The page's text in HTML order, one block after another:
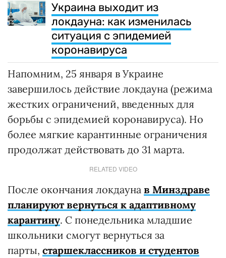
Украина выходит из
локдауна: как изменилась
ситуация с эпидемией
коронавируса
Напомним, 25 января в Украине
завершилось действие локдауна (режима
жестких ограничений, введенных для
борьбы с эпидемией коронавируса). Но
более мягкие карантинные ограничения
продолжат действовать до 31 марта.
RELATED VIDEO
После окончания локдауна в Минздраве
планируют вернуться к адаптивному
карантину. С понедельника младшие
школьники смогут вернуться за
парты, старшеклассников и студентов